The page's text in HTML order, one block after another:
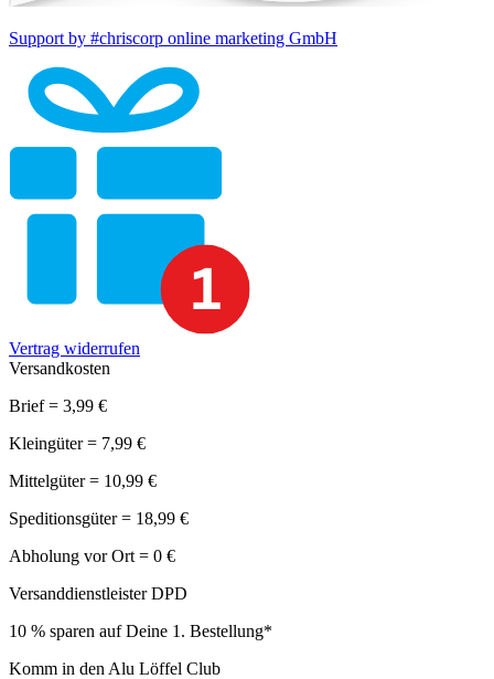
Support by #chriscorp online marketing GmbH
Vertrag widerrufen
Versandkosten
Brief = 3,99 €
Kleingüter = 7,99 €
Mittelgüter = 10,99 €
Speditionsgüter = 18,99 €
Abholung vor Ort = 0 €
Versanddienstleister DPD
10 % sparen auf Deine 1. Bestellung*
Komm in den Alu Löffel Club